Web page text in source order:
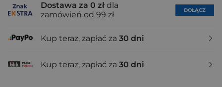
Dostawa za 0 zł dla
zamówień od 99 zł
DOŁĄCZ
Kup teraz, zapłać za 30 dni
Kup teraz, zapłać za 30 dni